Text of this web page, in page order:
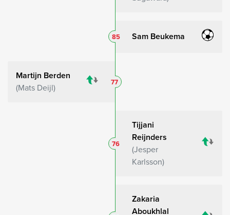
Sam Beukema
85
Martijn Berden
Mats Deijl
77
Tijjani
Reijnders
Jesper
Karlsson
76
Zakaria
Aboukhlal